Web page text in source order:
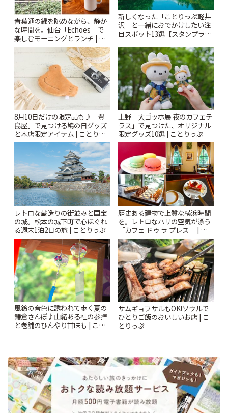
青葉通の緑を眺めながら、静か
な時間を。仙台「Echoes」で
楽しむモーニングとランチ | こ
とりっぷ
新しくなった「ことりっぷ軽井
沢」と一緒におでかけしたい注
目スポット13選【スタンプラリ
8月10日だけの限定品も♪「豊
島屋」で見つける鳩の日グッズ
と本店限定アイテム | ことりっ
ぷ
上野「大ゴッホ展 夜のカフェテ
ラス」で見つけた、オリジナル
限定グッズ10選 | ことりっぷ
レトロな蔵造りの街並みと国宝
の城。松本の城下町で心ほぐれ
る週末1泊2日の旅 | ことりっぷ
歴史ある建物で上質な横浜時間
を。レトロなパリの空気が漂う
「カフェ ドゥ ラ プレス」 | こと
りっぷ
風鈴の音色に誘われて歩く夏の
鎌倉さんぽ♪由緒ある社の参拝
と老舗のひんやり甘味も | こと
サムギョプサルもOK!ソウルで
ひとりご飯のおいしいお店 | こ
とりっぷ